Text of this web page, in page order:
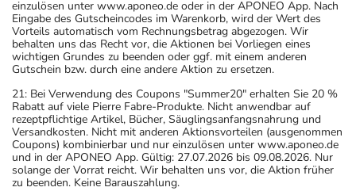
einzulösen unter www.aponeo.de oder in der APONEO App. Nach
Eingabe des Gutscheincodes im Warenkorb, wird der Wert des
Vorteils automatisch vom Rechnungsbetrag abgezogen. Wir
behalten uns das Recht vor, die Aktionen bei Vorliegen eines
wichtigen Grundes zu beenden oder ggf. mit einem anderen
Gutschein bzw. durch eine andere Aktion zu ersetzen.
21: Bei Verwendung des Coupons "Summer20" erhalten Sie 20 %
Rabatt auf viele Pierre Fabre-Produkte. Nicht anwendbar auf
rezeptpflichtige Artikel, Bücher, Säuglingsanfangsnahrung und
Versandkosten. Nicht mit anderen Aktionsvorteilen (ausgenommen
Coupons) kombinierbar und nur einzulösen unter www.aponeo.de
und in der APONEO App. Gültig: 27.07.2026 bis 09.08.2026. Nur
solange der Vorrat reicht. Wir behalten uns vor, die Aktion früher
zu beenden. Keine Barauszahlung.